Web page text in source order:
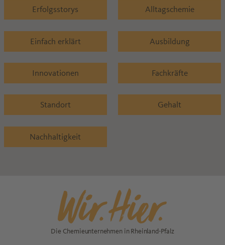
Erfolgsstorys Alltagschemie
Einfach erklärt Ausbildung
Innovationen Fachkräfte
Standort Gehalt
Nachhaltigkeit
Die Chemieunternehmen in Rheinland-Pfalz